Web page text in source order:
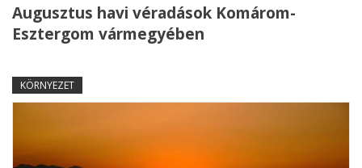
Augusztus havi véradások Komárom-
Esztergom vármegyében
KÖRNYEZET